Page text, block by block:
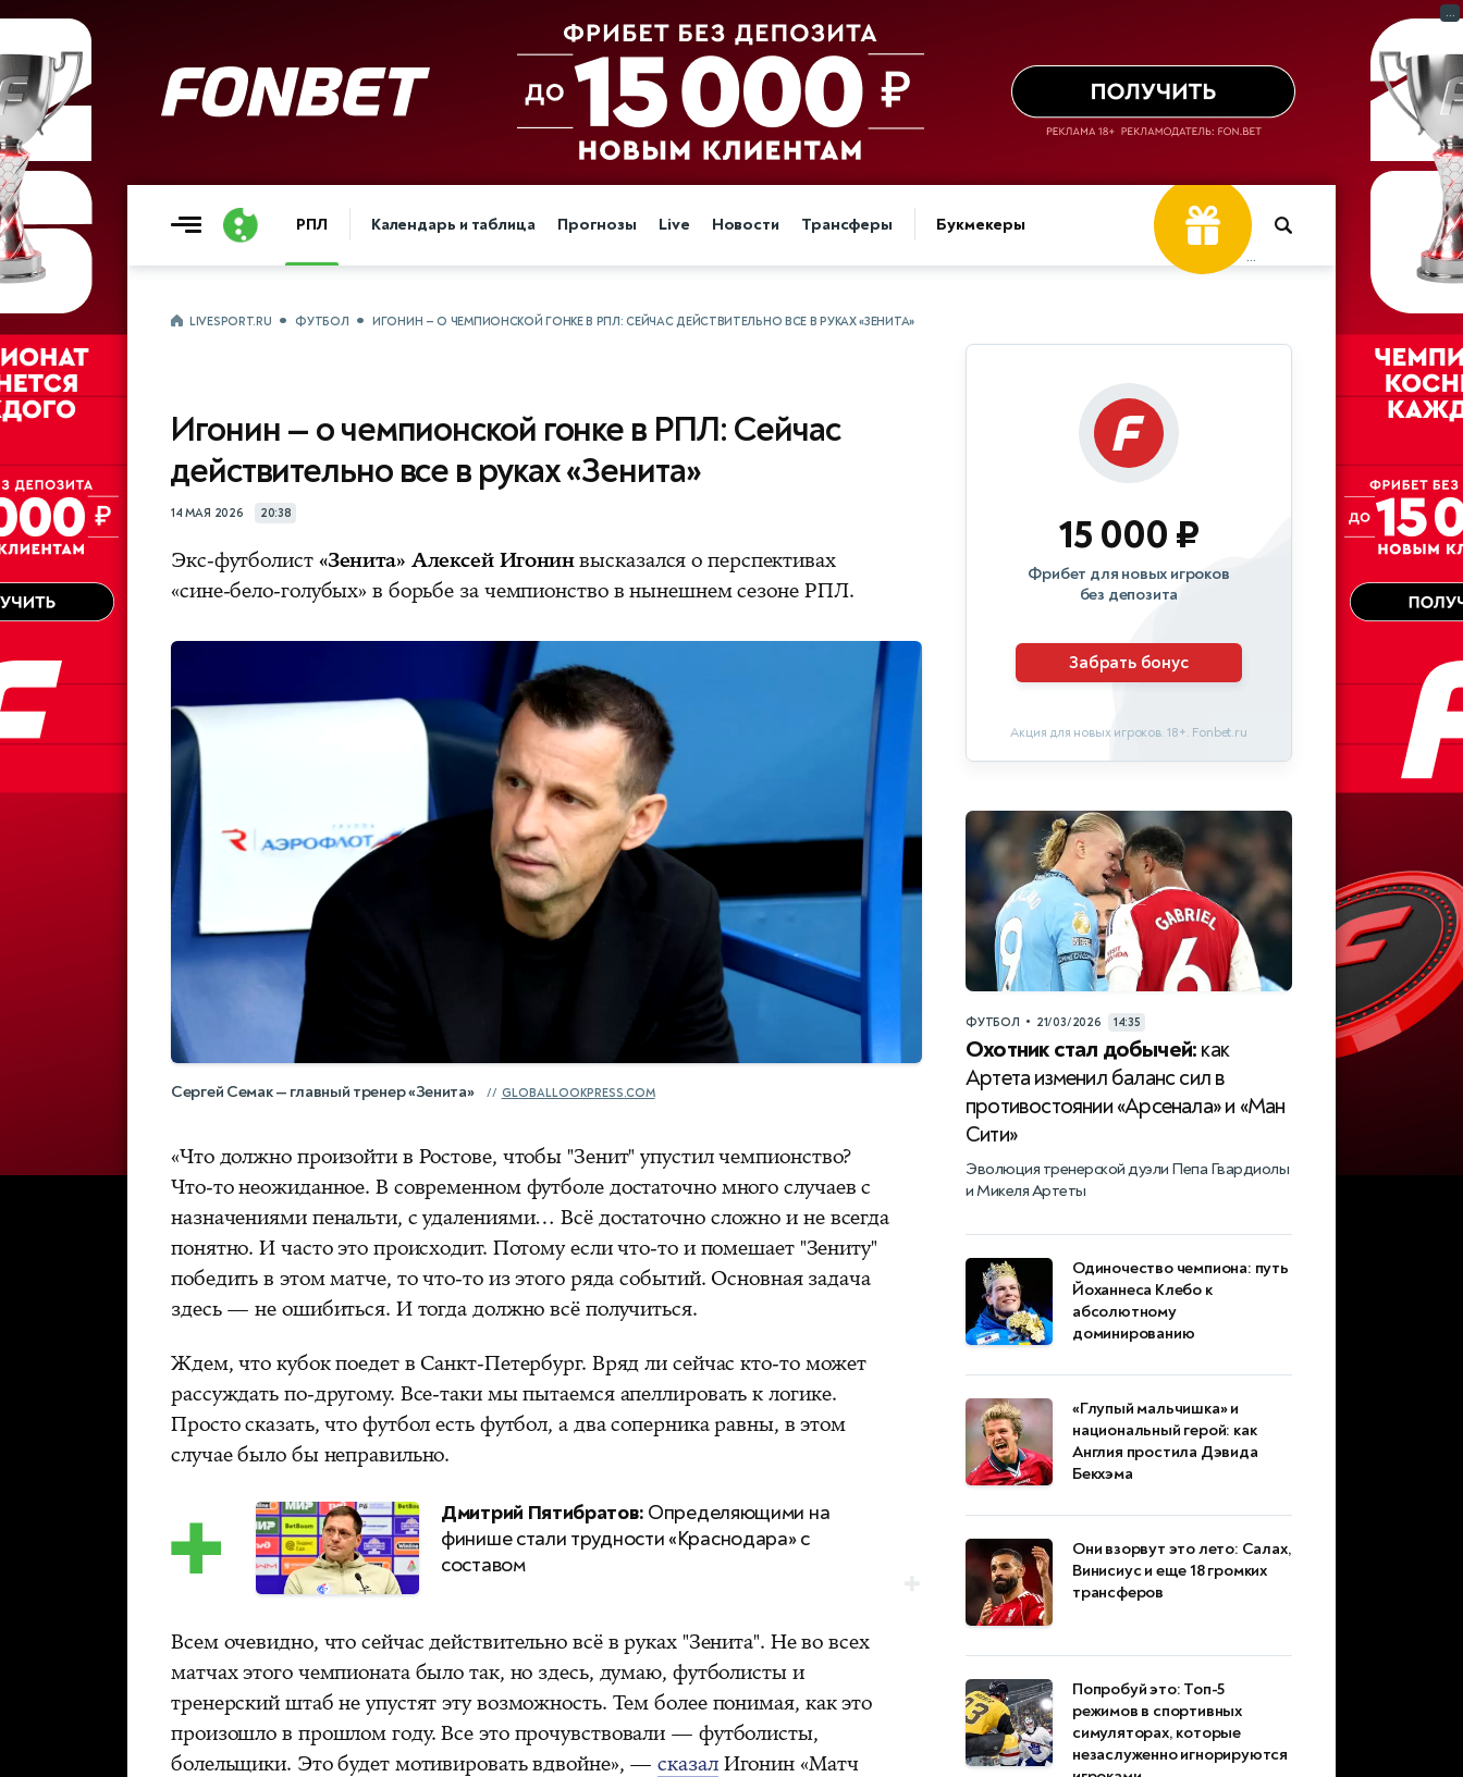
РПЛ Календарь и таблица Прогнозы Live Новости Трансферы Букмекеры
...
LIVESPORT.RU ФУТБОЛ ИГОНИН — О ЧЕМПИОНСКОЙ ГОНКЕ В РПЛ: СЕЙЧАС ДЕЙСТВИТЕЛЬНО ВСЕ В РУКАХ «ЗЕНИТА»
Игонин — о чемпионской гонке в РПЛ: Сейчас
действительно все в руках «Зенита»
14 МАЯ 2026 20:38
Экс-футболист«Зенита» Алексей Игонинвысказался о перспективах
«сине-бело-голубых» в борьбе за чемпионство в нынешнем сезоне РПЛ.
Сергей Семак — главный тренер «Зенита» GLOBALLOOKPRESS.COM
«Что должно произойти в Ростове, чтобы "Зенит" упустил чемпионство?
Что‑то неожиданное. В современном футболе достаточно много случаев с
назначениями пенальти, с удалениями… Всё достаточно сложно и не всегда
понятно. И часто это происходит. Потому если что‑то и помешает "Зениту"
победить в этом матче, то что‑то из этого ряда событий. Основная задача
здесь — не ошибиться. И тогда должно всё получиться.
Ждем, что кубок поедет в Санкт‑Петербург. Вряд ли сейчас кто‑то может
рассуждать по‑другому. Все‑таки мы пытаемся апеллировать к логике.
Просто сказать, что футбол есть футбол, а два соперника равны, в этом
случае было бы неправильно.
Дмитрий Пятибратов: Определяющими на
финише стали трудности «Краснодара» с
составом
Всем очевидно, что сейчас действительно всё в руках "Зенита". Не во всех
матчах этого чемпионата было так, но здесь, думаю, футболисты и
тренерский штаб не упустят эту возможность. Тем более понимая, как это
произошло в прошлом году. Все это прочувствовали — футболисты,
болельщики. Это будет мотивировать вдвойне», —сказалИгонин «Матч
15 000 ₽
Фрибет для новых игроков
без депозита
Забрать бонус
Акция для новых игроков. 18+. Fonbet.ru
ФУТБОЛ • 21/03/2026 14:35
Охотник стал добычей: как
Артета изменил баланс сил в
противостоянии «Арсенала» и «Ман
Сити»
Эволюция тренерской дуэли Пепа Гвардиолы
и Микеля Артеты
Одиночество чемпиона: путь
Йоханнеса Клебо к
абсолютному
доминированию
«Глупый мальчишка» и
национальный герой: как
Англия простила Дэвида
Бекхэма
Они взорвут это лето: Салах,
Винисиус и еще 18 громких
трансферов
Попробуй это: Топ-5
режимов в спортивных
симуляторах, которые
незаслуженно игнорируются
...